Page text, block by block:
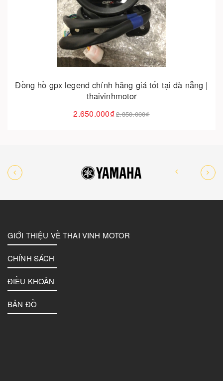
Đồng hồ gpx legend chính hãng giá tốt tại đà nẵng |
thaivinhmotor
2.650.000₫2.850.000₫
Cho vào giỏ hàng
GIỚI THIỆU VỀ THAI VINH MOTOR
CHÍNH SÁCH
ĐIỀU KHOẢN
BẢN ĐỒ